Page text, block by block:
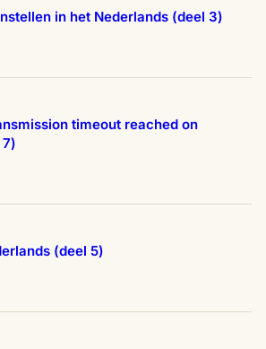
in het Nederlands (deel 3)
timeout reached on
(deel 5)